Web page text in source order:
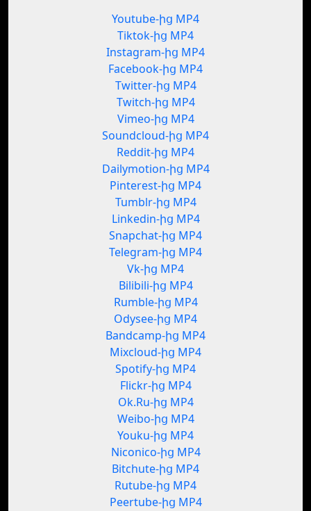
Youtube-ից MP4
Tiktok-ից MP4
Instagram-ից MP4
Facebook-ից MP4
Twitter-ից MP4
Twitch-ից MP4
Vimeo-ից MP4
Soundcloud-ից MP4
Reddit-ից MP4
Dailymotion-ից MP4
Pinterest-ից MP4
Tumblr-ից MP4
Linkedin-ից MP4
Snapchat-ից MP4
Telegram-ից MP4
Vk-ից MP4
Bilibili-ից MP4
Rumble-ից MP4
Odysee-ից MP4
Bandcamp-ից MP4
Mixcloud-ից MP4
Spotify-ից MP4
Flickr-ից MP4
Ok.Ru-ից MP4
Weibo-ից MP4
Youku-ից MP4
Niconico-ից MP4
Bitchute-ից MP4
Rutube-ից MP4
Peertube-ից MP4